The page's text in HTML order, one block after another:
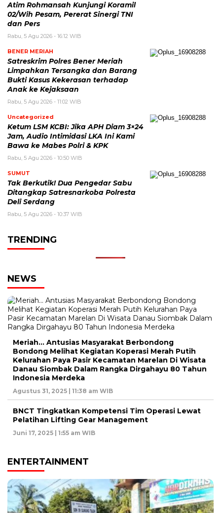
Atim Rohmansah Kunjungi Koramil
02/Wih Pesam, Pererat Sinergi TNI
dan Pers
Rabu, 5 Agu 2026 - 16:12 WIB
BENER MERIAH
Satreskrim Polres Bener Meriah
Limpahkan Tersangka dan Barang
Bukti Kasus Kekerasan terhadap
Anak ke Kejaksaan
Rabu, 5 Agu 2026 - 11:02 WIB
Uncategorized
Ketum LSM KCBI: Jika APH Diam 3×24
Jam, Audio Intimidasi LKA Ini Kami
Bawa ke Mabes Polri & KPK
Rabu, 5 Agu 2026 - 10:50 WIB
SUMUT
Tak Berkutik! Dua Pengedar Sabu
Ditangkap Satresnarkoba Polresta
Deli Serdang
Rabu, 5 Agu 2026 - 10:37 WIB
TRENDING
NEWS
Meriah… Antusias Masyarakat Berbondong
Bondong Melihat Kegiatan Koperasi Merah Putih
Kelurahan Paya Pasir Kecamatan Marelan Di Wisata
Danau Siombak Dalam Rangka Dirgahayu 80 Tahun
Indonesia Merdeka
Agustus 31, 2025 | 11:38 am WIB
BNCT Tingkatkan Kompetensi Tim Operasi Lewat
Pelatihan Lifting Gear Management
Juni 17, 2025 | 1:55 am WIB
ENTERTAINMENT